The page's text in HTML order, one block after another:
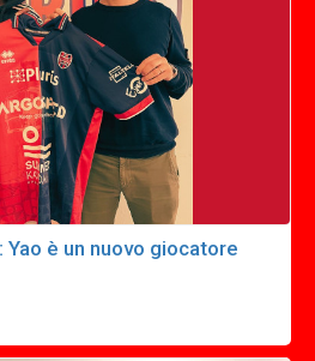
è un nuovo giocatore